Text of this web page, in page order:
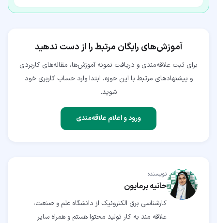
آموزش‌های رایگان مرتبط را از دست ندهید
برای ثبت علاقه‌مندی و دریافت نمونه آموزش‌ها، مقاله‌های کاربردی
و پیشنهادهای مرتبط با این حوزه، ابتدا وارد حساب کاربری خود
شوید.
ورود و اعلام علاقه‌مندی
نویسنده
حانیه برمایون
کارشناسی برق الکترونیک از دانشگاه علم و صنعت،
علاقه مند به کار تولید محتوا هستم و همراه سایر